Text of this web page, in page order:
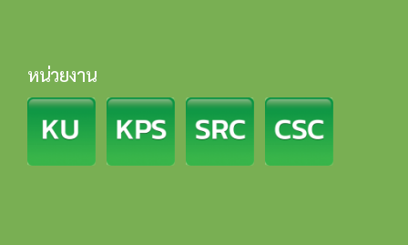
หน่วยงาน